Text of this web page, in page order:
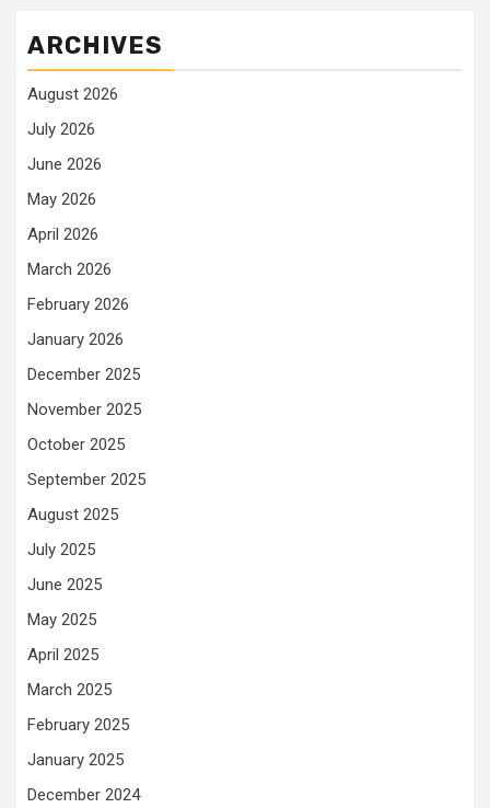
ARCHIVES
August 2026
July 2026
June 2026
May 2026
April 2026
March 2026
February 2026
January 2026
December 2025
November 2025
October 2025
September 2025
August 2025
July 2025
June 2025
May 2025
April 2025
March 2025
February 2025
January 2025
December 2024